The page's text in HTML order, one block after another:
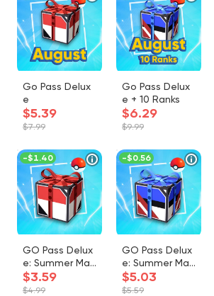
Go Pass Delux
e
$5.39
$7.99
Go Pass Delux
e + 10 Ranks
$6.29
$9.99
GO Pass Delux
e: Summer Mar
athon: Arctic E
mbers
$3.59
$4.99
-$1.40
GO Pass Delux
e: Summer Mar
athon: Arctic E
mbers + 6 Rank
$5.03
$5.59
-$0.56